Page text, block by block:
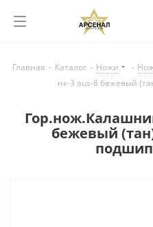
Главная - Каталог - Ножи -
нк-3 aus-8 бежевый
бежевый